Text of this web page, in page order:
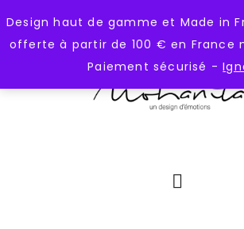
Design haut de gamme et Made in
offerte à partir de 100 € en France
Paiement sécurisé -